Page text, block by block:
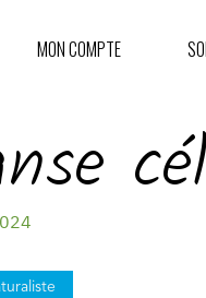
MON COMPTE